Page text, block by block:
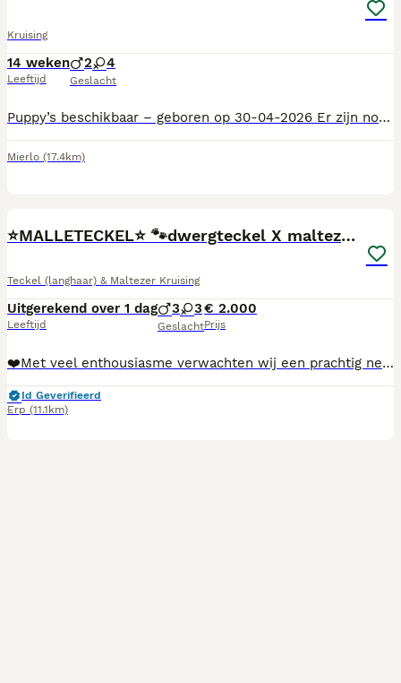
Kruising
14 weken
Leeftijd
2 4
Geslacht
Puppy’s beschikbaar – geboren op 30-04-2026 Er zijn nog enkele lieve puppy’s beschikbaar, geboren op 30 april 2026. Deze pups zijn op zoek naar een warm en liefdevol thuis. Ze zijn gefokt als speur- en jachthonden, maar zijn daarnaast ook zeer geschikt als trouwe huis- en gezinshond. Uit het eerdere nest van Zoya is gebleken dat de pups een fijn karakter hebben. Verschillende eigenaren zijn erg enthousiast over hun hond en prijzen hun sociale, aanhankelijke en betrouwbare karakter. De moeder van de pups, Zoya, is een kruising tussen een Hannoverscher Schweisshund en een Bayerische Gebirgsschweisshund. Haar vader is een raszuivere Bayerische Gebirgsschweisshund en haar moeder, Troyka, is een raszuivere Hannoverscher Schweisshund. Troyka woont ook bij ons thuis. De vader van de pups, Dirkje, is een raszuivere Bayerische Gebirgsschweisshund. Bent u op zoek naar een lieve trouwe hond. Neem dan gerust contact op voor meer informatie via 06-52457294. We vertellen u graag meer over de pups en helpen u bij het vinden van een passend maatje.
Mierlo (17.4km)
⭐️MALLETECKEL⭐️ 🐾dwergteckel X maltezer🐾
Teckel (langhaar) & Maltezer Kruising
Uitgerekend over 1 dag
Leeftijd
3 3
Geslacht
€ 2.000
Prijs
❤️Met veel enthousiasme verwachten wij een prachtig nestje puppy’s van onze unieke en bijzondere mix. Wij kijken enorm uit naar de komst van deze kleintjes en kunnen niet wachten om ze te zien opgroeien tot vrolijke, gezonde en sociale hondjes. Deze combinatie staat bekend om haar lieve karakter, speelse instelling en sterke band met mensen. De puppy’s zullen uitgroeien tot trouwe gezinshonden die graag bij hun baasjes zijn, dol zijn op aandacht en tegelijkertijd slim en leergierig zijn. Een perfecte combinatie van knuffelen, spelen en avontuur. Onze puppy’s groeien op in huiselijke kring, midden in het dagelijkse leven en zijn omringd door liefde. Hierdoor raken zij van jongs af aan gewend aan verschillende geluiden, mensen en situaties. We besteden veel aandacht aan socialisatie, zodat iedere pup een zo goed mogelijke start krijgt. De pups mogen vanaf een leeftijd van ongeveer 8 weken verhuizen naar hun nieuwe thuis. Dat betekent dat zij, wanneer zij geboren worden zoals verwacht, vanaf begin oktober hun koffertje mogen pakken. ✨🐾Reserveren🐾✨ Wij werken met een reserveringslijst. Wilt u verzekerd zijn van een puppy uit dit nestje? Dan is reserveren mogelijk tegen een aanbetaling. Zodra de aanbetaling is ontvangen, wordt uw plaats op de lijst vastgelegd. Wij zoeken voor onze puppy’s liefdevolle gezinnen waar zij alle aandacht, zorg en liefde krijgen die zij verdienen. Heeft u interesse of wilt u meer informatie? Neem gerust contact met ons op. Misschien verwelkomen wij u binnenkort als toekomstig baasje van één van deze geweldige puppy’s! 🐾🦴🐶❤️
Id Geverifieerd
Erp (11.1km)